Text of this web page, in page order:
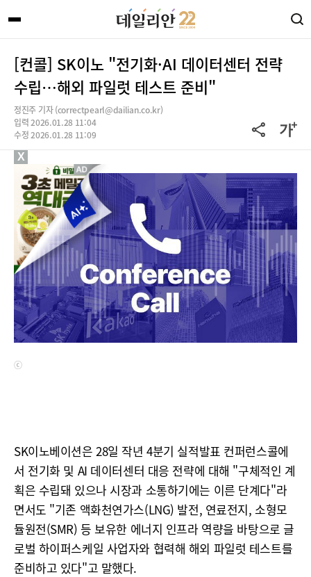
[컨콜] SK이노 "전기화·AI 데이터센터 전략
수립…해외 파일럿 테스트 준비"
정진주 기자 (correctpearl@dailian.co.kr)
입력 2026.01.28 11:04
수정 2026.01.28 11:09
ⓒ
SK이노베이션은 28일 작년 4분기 실적발표 컨퍼런스콜에
서 전기화 및 AI 데이터센터 대응 전략에 대해 "구체적인 계
획은 수립돼 있으나 시장과 소통하기에는 이른 단계다"라
면서도 "기존 액화천연가스(LNG) 발전, 연료전지, 소형모
듈원전(SMR) 등 보유한 에너지 인프라 역량을 바탕으로 글
로벌 하이퍼스케일 사업자와 협력해 해외 파일럿 테스트를
준비하고 있다"고 말했다.
X